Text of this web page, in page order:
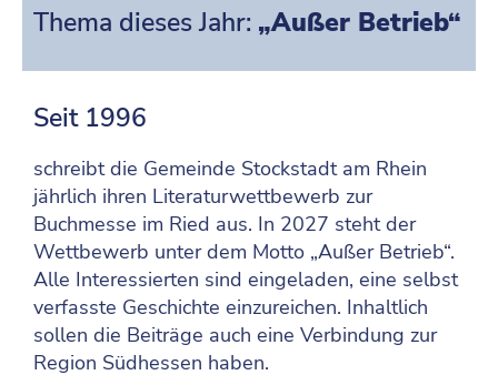
Thema dieses Jahr: „Außer Betrieb“
Seit 1996
schreibt die Gemeinde Stockstadt am Rhein
jährlich ihren Literaturwettbewerb zur
Buchmesse im Ried aus. In 2027 steht der
Wettbewerb unter dem Motto „Außer Betrieb“.
Alle Interessierten sind eingeladen, eine selbst
verfasste Geschichte einzureichen. Inhaltlich
sollen die Beiträge auch eine Verbindung zur
Region Südhessen haben.